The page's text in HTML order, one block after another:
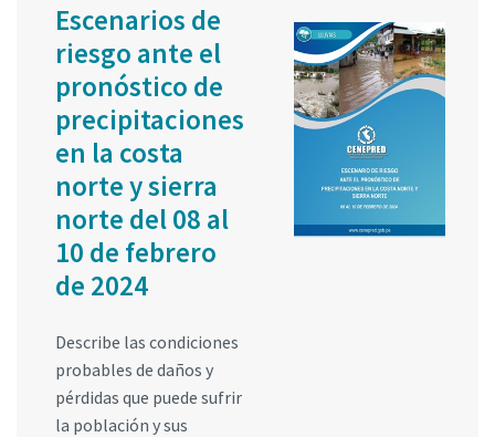
Escenarios de
riesgo ante el
pronóstico de
precipitaciones
en la costa
norte y sierra
norte del 08 al
10 de febrero
de 2024
Describe las condiciones
probables de daños y
pérdidas que puede sufrir
la población y sus